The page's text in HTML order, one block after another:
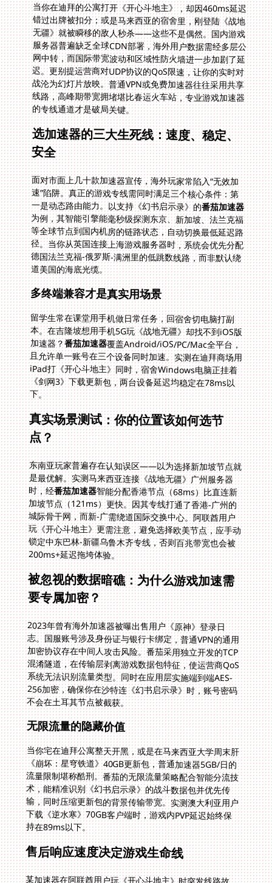
当你在迪拜的公寓打开《开心斗地主》，却因460ms延迟
错过出牌被扣分；或是马来西亚的宿舍里，刚登陆《战地
无疆》就被瞬移的敌人秒杀——这些不是偶然。国内游戏
服务器普遍缺乏全球CDN部署，海外用户数据需经多层公
网中转，而国际带宽波动和区域性防火墙进一步加剧了延
迟。更别提运营商对UDP协议的QoS限速，让你的实时对
战沦为幻灯片放映。普通VPN或免费加速器往往采用共享
线路，高峰期带宽拥堵堪比春运火车站，专业游戏加速器
的专线通道才是破局关键。
选加速器的三大生死线：速度、稳定、
安全
面对市面上几十款加速器宣传，海外玩家常陷入“无效加
速”陷阱。真正的游戏专线需同时满足三个核心条件：第
一是动态路由能力。以支持《幻书启示录》的番茄加速器
为例，其智能引擎能毫秒级探测东京、新加坡、法兰克福
等全球节点到国内机房的链路状态，自动切换最低延迟路
径。当你从英国连接上海游戏服务器时，系统会优先分配
德国法兰克福-俄罗斯-满洲里的低跳数线路，而非默认绕
道美国的海底光缆。
多终端兼容才是真实用场景
留学生常在课堂用手机做日常任务，回宿舍切电脑打副
本。在吉隆坡想用手机5G玩《战地无疆》却找不到iOS版
加速器？番茄加速器覆盖Android/iOS/PC/Mac全平台，
且允许单一账号在三个设备同时加速。实测在迪拜商场用
iPad打《开心斗地主》同时，宿舍Windows电脑正挂着
《剑网3》下载更新包，两台设备延迟均稳定在78ms以
下。
真实场景测试：你的位置该如何选节
点？
东南亚玩家普遍存在认知误区——以为选择新加坡节点就
是最优解。实测马来西亚连接《战地无疆》广州服务器
时，经番茄加速器智能分配香港节点（68ms）比直连新
加坡节点（121ms）更快。因其专线打通了香港-广州的
城际骨干网，而新-广需绕道国际交换中心。阿联酋用户
玩《开心斗地主》更需注意，避免选择欧美节点，应手动
锁定中东巴林-新疆乌鲁木齐专线，否则百兆带宽也会被
200ms+延迟拖垮体验。
被忽视的数据暗礁：为什么游戏加速需
要专属加密？
2023年曾有海外加速器被曝出售用户《原神》登录日
志。国服账号涉及身份证与银行卡绑定，普通VPN的通用
加密协议存在中间人攻击风险。番茄采用独立开发的TCP
混淆隧道，在传输层剥离游戏数据包特征，使运营商QoS
系统无法识别流量类型。同时在应用层实施端到端AES-
256加密，确保你在沙特连《幻书启示录》时，账号密码
不会在土耳其节点被截获。
无限流量的隐藏价值
当你宅在迪拜公寓整天开黑，或是在马来西亚大学周末肝
《崩坏：星穹铁道》40GB更新包，普通加速器5GB/日的
流量限制堪称酷刑。番茄的无限流量策略配合智能分流技
术，能精准识别《幻书启示录》的战斗数据包并优先传
输，同时压缩更新包的背景传输带宽。实测澳大利亚用户
下载《逆水寒》70GB客户端时，游戏内PVP延迟始终保
持在89ms以下。
售后响应速度决定游戏生命线
某加速器在阿联酋用户玩《开心斗地主》时突发线路故
障，客服排队2小时无响应，导致战队赛奖励全损。专业
团队需提供7x24小时中英文支持，番茄的技术人员曾在
凌晨3点10分钟内，为日本用户解决《永劫无间》国服连
接异常——原因是NTT骨干网路由震荡，工程师临时启用
东京-台湾-厦门的新路径。这种实时运维能力，才是保障